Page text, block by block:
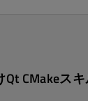
CMakeス